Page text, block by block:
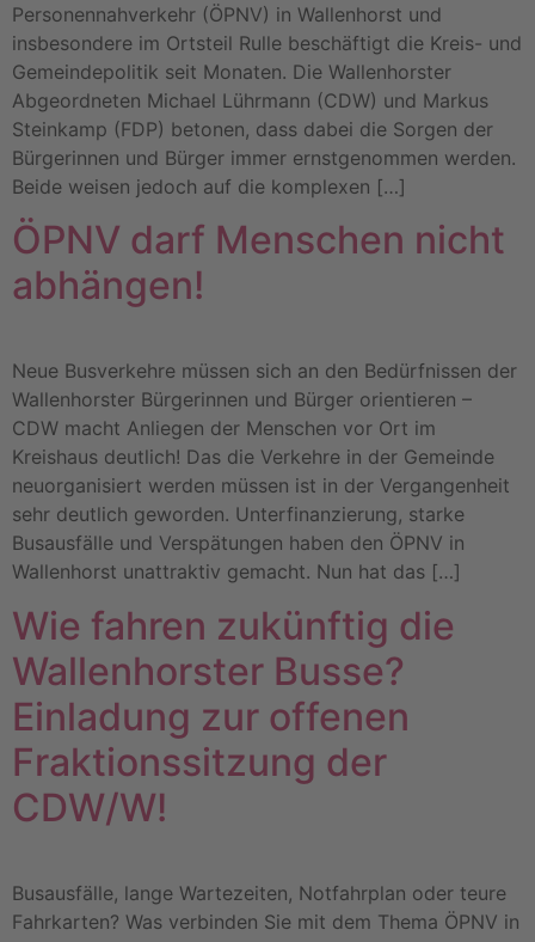
Personennahverkehr (ÖPNV) in Wallenhorst und
insbesondere im Ortsteil Rulle beschäftigt die Kreis- und
Gemeindepolitik seit Monaten. Die Wallenhorster
Abgeordneten Michael Lührmann (CDW) und Markus
Steinkamp (FDP) betonen, dass dabei die Sorgen der
Bürgerinnen und Bürger immer ernstgenommen werden.
Beide weisen jedoch auf die komplexen […]
ÖPNV darf Menschen nicht
abhängen!
Neue Busverkehre müssen sich an den Bedürfnissen der
Wallenhorster Bürgerinnen und Bürger orientieren –
CDW macht Anliegen der Menschen vor Ort im
Kreishaus deutlich! Das die Verkehre in der Gemeinde
neuorganisiert werden müssen ist in der Vergangenheit
sehr deutlich geworden. Unterfinanzierung, starke
Busausfälle und Verspätungen haben den ÖPNV in
Wallenhorst unattraktiv gemacht. Nun hat das […]
Wie fahren zukünftig die
Wallenhorster Busse?
Einladung zur offenen
Fraktionssitzung der
CDW/W!
Busausfälle, lange Wartezeiten, Notfahrplan oder teure
Fahrkarten? Was verbinden Sie mit dem Thema ÖPNV in